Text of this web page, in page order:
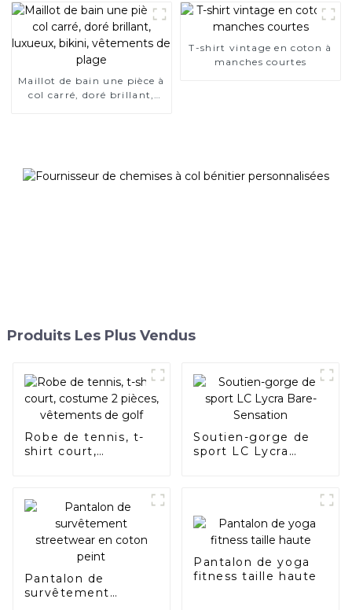
Maillot de bain une pièce à
col carré, doré brillant,
T-shirt vintage en coton à
manches courtes
Produits Les Plus Vendus
Robe de tennis, t-
shirt court,
Soutien-gorge de
sport LC Lycra
Pantalon de
survêtement
Pantalon de yoga
fitness taille haute